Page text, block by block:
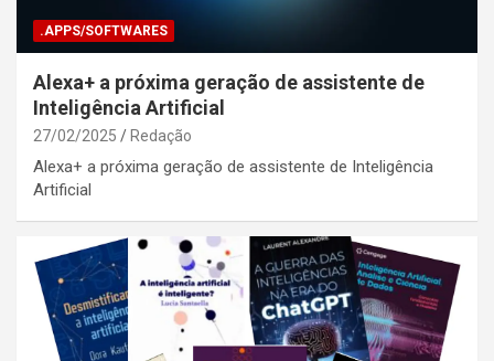
.APPS/SOFTWARES
Alexa+ a próxima geração de assistente de
Inteligência Artificial
27/02/2025 Redação
Alexa+ a próxima geração de assistente de Inteligência
Artificial